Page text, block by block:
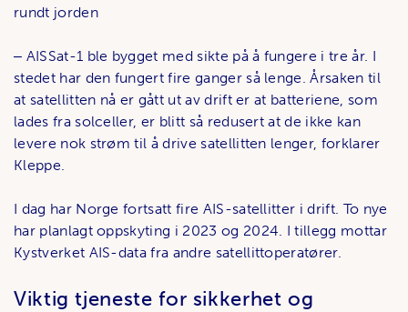
rundt jorden
‒ AISSat-1 ble bygget med sikte på å fungere i tre år. I
stedet har den fungert fire ganger så lenge. Årsaken til
at satellitten nå er gått ut av drift er at batteriene, som
lades fra solceller, er blitt så redusert at de ikke kan
levere nok strøm til å drive satellitten lenger, forklarer
Kleppe.
I dag har Norge fortsatt fire AIS-satellitter i drift. To nye
har planlagt oppskyting i 2023 og 2024. I tillegg mottar
Kystverket AIS-data fra andre satellittoperatører.
Viktig tjeneste for sikkerhet og